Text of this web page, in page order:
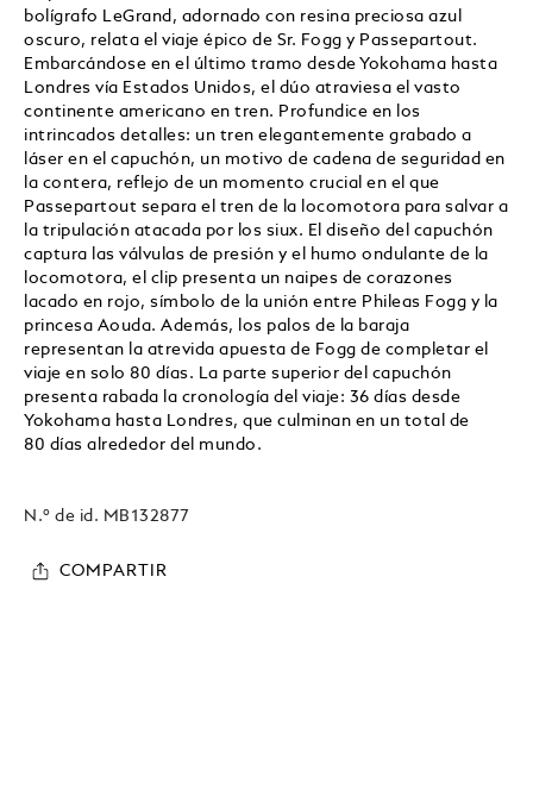
bolígrafo LeGrand, adornado con resina preciosa azul
oscuro, relata el viaje épico de Sr. Fogg y Passepartout.
Embarcándose en el último tramo desde Yokohama hasta
Londres vía Estados Unidos, el dúo atraviesa el vasto
continente americano en tren. Profundice en los
intrincados detalles: un tren elegantemente grabado a
láser en el capuchón, un motivo de cadena de seguridad en
la contera, reflejo de un momento crucial en el que
Passepartout separa el tren de la locomotora para salvar a
la tripulación atacada por los siux. El diseño del capuchón
captura las válvulas de presión y el humo ondulante de la
locomotora, el clip presenta un naipes de corazones
lacado en rojo, símbolo de la unión entre Phileas Fogg y la
princesa Aouda. Además, los palos de la baraja
representan la atrevida apuesta de Fogg de completar el
viaje en solo 80 días. La parte superior del capuchón
presenta rabada la cronología del viaje: 36 días desde
Yokohama hasta Londres, que culminan en un total de
80 días alrededor del mundo.
N.º de id. MB132877
COMPARTIR